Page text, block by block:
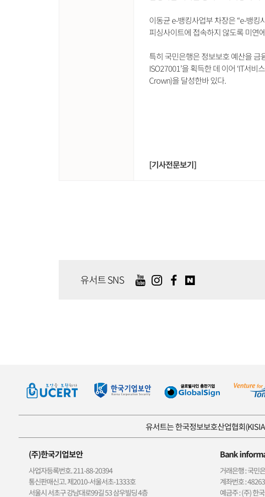
이동균 e-뱅킹사업부 차장은 “e-뱅
피싱사이트에 접속하지 않도록 미연
특히 국민은행은 정보보호 예산을 금
ISO27001’을 획득한 데 이어 ‘IT서
Crown)을 달성한바 있다.
[기사전문보기]
유서트 SNS
유서트는 한국정보보호산업협회
(주)한국기업보안
사업자등록번호. 211-88-20394
통신판매신고. 제2010-서울서초-1333호
서울시 서초구 강남대로99길 53 삼우빌딩 4층
Bank
거래은행 : 국민
계좌번호 :
예금주 : (주) 한